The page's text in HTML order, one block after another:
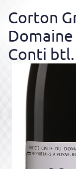
Corton
Conti btl.